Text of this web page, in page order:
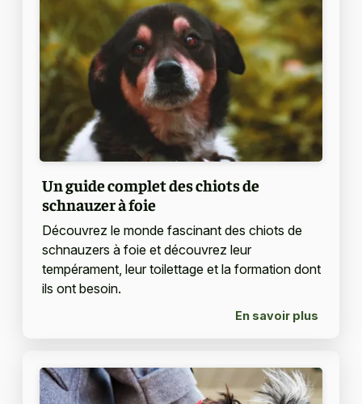
Un guide complet des chiots de
schnauzer à foie
Découvrez le monde fascinant des chiots de
schnauzers à foie et découvrez leur
tempérament, leur toilettage et la formation dont
ils ont besoin.
En savoir plus